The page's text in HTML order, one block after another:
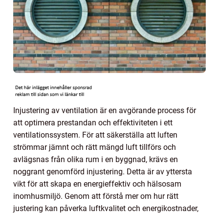
Injustering av ventilation är en avgörande process för
att optimera prestandan och effektiviteten i ett
ventilationssystem. För att säkerställa att luften
strömmar jämnt och rätt mängd luft tillförs och
avlägsnas från olika rum i en byggnad, krävs en
noggrant genomförd injustering. Detta är av yttersta
vikt för att skapa en energieffektiv och hälsosam
inomhusmiljö. Genom att förstå mer om hur rätt
justering kan påverka luftkvalitet och energikostnader,